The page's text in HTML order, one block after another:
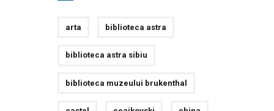
arta biblioteca astra
biblioteca astra sibiu
biblioteca muzeului brukenthal